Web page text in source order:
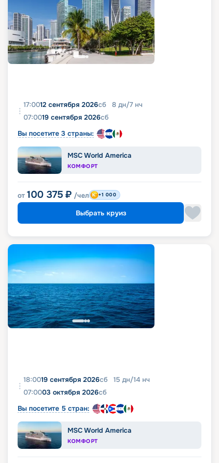
17:0012 сентября 2026сб 8 дн/7 нч
07:0019 сентября 2026сб
Вы посетите 3 страны:
MSC World America
КОМФОРТ
от 100 375 ₽ /чел +1 000
Выбрать круиз
18:0019 сентября 2026сб 15 дн/14 нч
07:0003 октября 2026сб
Вы посетите 5 стран:
MSC World America
КОМФОРТ